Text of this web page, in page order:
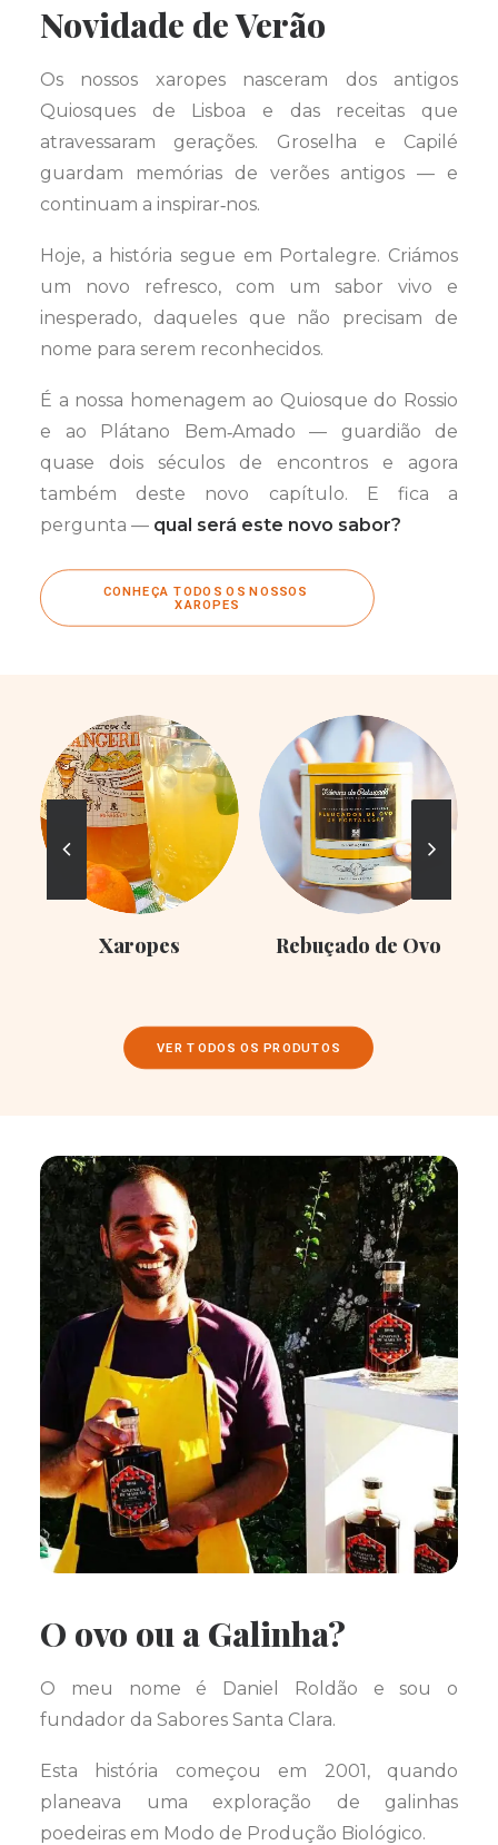
Novidade de Verão
Os nossos xaropes nasceram dos antigos
Quiosques de Lisboa e das receitas que
atravessaram gerações. Groselha e Capilé
guardam memórias de verões antigos — e
continuam a inspirar‑nos.
Hoje, a história segue em Portalegre. Criámos
um novo refresco, com um sabor vivo e
inesperado, daqueles que não precisam de
nome para serem reconhecidos.
É a nossa homenagem ao Quiosque do Rossio
e ao Plátano Bem‑Amado — guardião de
quase dois séculos de encontros e agora
também deste novo capítulo. E fica a
pergunta — qual será este novo sabor?
CONHEÇA TODOS OS NOSSOS
XAROPES
Xaropes Rebuçado de Ovo
VER TODOS OS PRODUTOS
O ovo ou a Galinha?
O meu nome é Daniel Roldão e sou o
fundador da Sabores Santa Clara.
Esta história começou em 2001, quando
planeava uma exploração de galinhas
poedeiras em Modo de Produção Biológico.